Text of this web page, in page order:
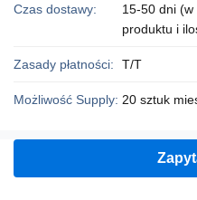
Czas dostawy:
15-50 dni
produktu i
Zasady płatności: T/T
Możliwość Supply: 20 sztuk